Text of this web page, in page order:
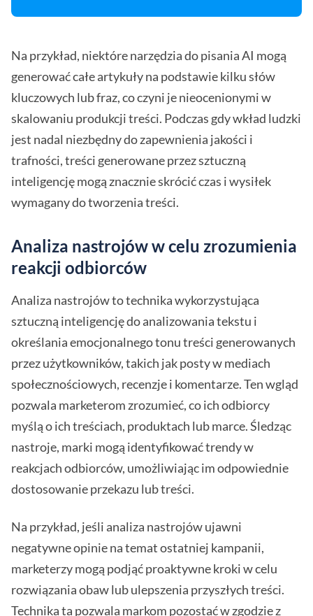
Na przykład, niektóre narzędzia do pisania AI mogą
generować całe artykuły na podstawie kilku słów
kluczowych lub fraz, co czyni je nieocenionymi w
skalowaniu produkcji treści. Podczas gdy wkład ludzki
jest nadal niezbędny do zapewnienia jakości i
trafności, treści generowane przez sztuczną
inteligencję mogą znacznie skrócić czas i wysiłek
wymagany do tworzenia treści.
Analiza nastrojów w celu zrozumienia
reakcji odbiorców
Analiza nastrojów to technika wykorzystująca
sztuczną inteligencję do analizowania tekstu i
określania emocjonalnego tonu treści generowanych
przez użytkowników, takich jak posty w mediach
społecznościowych, recenzje i komentarze. Ten wgląd
pozwala marketerom zrozumieć, co ich odbiorcy
myślą o ich treściach, produktach lub marce. Śledząc
nastroje, marki mogą identyfikować trendy w
reakcjach odbiorców, umożliwiając im odpowiednie
dostosowanie przekazu lub treści.
Na przykład, jeśli analiza nastrojów ujawni
negatywne opinie na temat ostatniej kampanii,
marketerzy mogą podjąć proaktywne kroki w celu
rozwiązania obaw lub ulepszenia przyszłych treści.
Technika ta pozwala markom pozostać w zgodzie z